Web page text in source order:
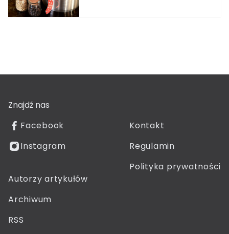
Znajdź nas
Facebook
Instagram
Kontakt
Regulamin
Polityka prywatności
Autorzy artykułów
Archiwum
RSS